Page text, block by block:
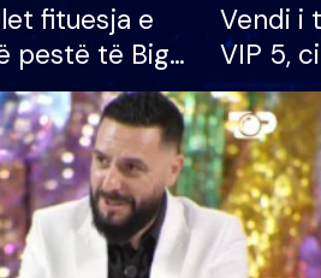
fituesja e
pestë të Big
rrëmben
prej 100
Vendi i
VIP 5,
radhës